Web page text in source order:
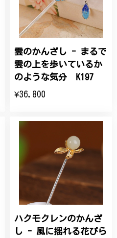
雲のかんざし - まるで
雲の上を歩いているか
のような気分 K197
¥36,800
ハクモクレンのかんざ
し - 風に揺れる花びら